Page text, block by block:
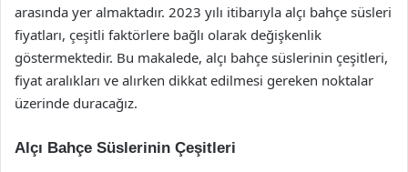
arasında yer almaktadır. 2023 yılı itibarıyla alçı bahçe süsleri
fiyatları, çeşitli faktörlere bağlı olarak değişkenlik
göstermektedir. Bu makalede, alçı bahçe süslerinin çeşitleri,
fiyat aralıkları ve alırken dikkat edilmesi gereken noktalar
üzerinde duracağız.
Alçı Bahçe Süslerinin Çeşitleri